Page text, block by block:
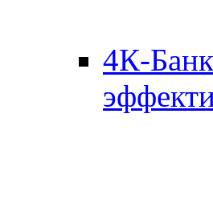
4К-Банк